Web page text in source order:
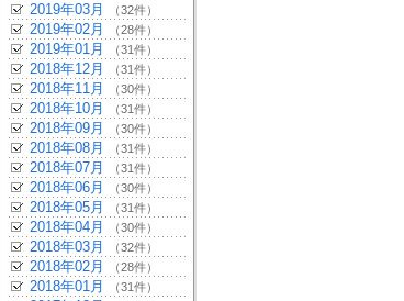
2019年03月 （32件）
2019年02月 （28件）
2019年01月 （31件）
2018年12月 （31件）
2018年11月 （30件）
2018年10月 （31件）
2018年09月 （30件）
2018年08月 （31件）
2018年07月 （31件）
2018年06月 （30件）
2018年05月 （31件）
2018年04月 （30件）
2018年03月 （32件）
2018年02月 （28件）
2018年01月 （31件）